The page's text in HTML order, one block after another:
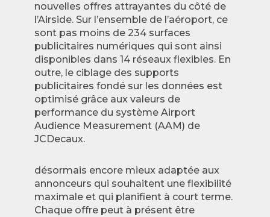
nouvelles offres attrayantes du côté de
l’Airside. Sur l’ensemble de l’aéroport, ce
sont pas moins de 234 surfaces
publicitaires numériques qui sont ainsi
disponibles dans 14 réseaux flexibles. En
outre, le ciblage des supports
publicitaires fondé sur les données est
optimisé grâce aux valeurs de
performance du système Airport
Audience Measurement (AAM) de
JCDecaux.
désormais encore mieux adaptée aux
annonceurs qui souhaitent une flexibilité
maximale et qui planifient à court terme.
Chaque offre peut à présent être